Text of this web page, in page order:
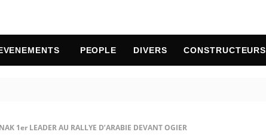
PEOPLE DIVERS CONSTRUCTEURS
1er LEADER AU RALLYE D’ARABIE DEVANT OGIER